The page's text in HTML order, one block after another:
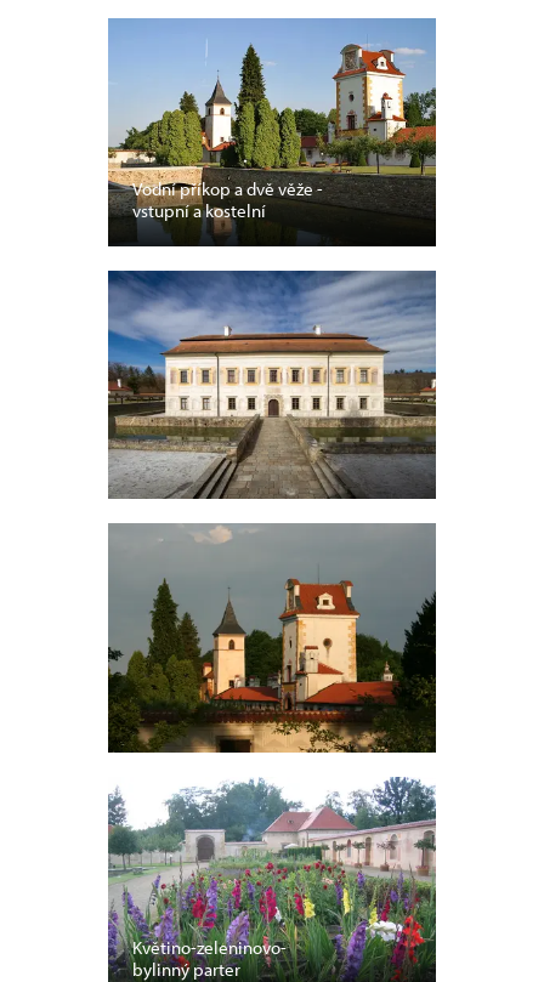
Vodní příkop a dvě věže -
vstupní a kostelní
Květino-zeleninovo-
bylinný parter